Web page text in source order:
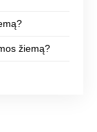
žiemą?